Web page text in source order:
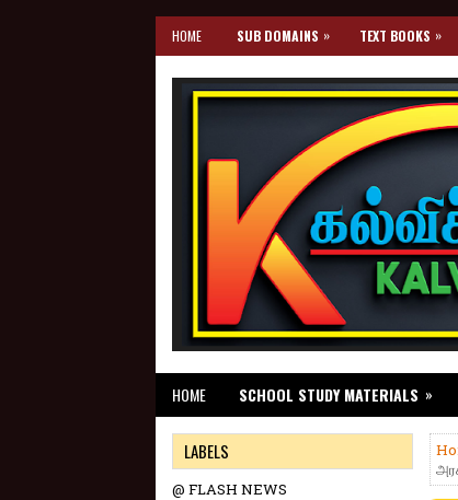
HOME SUB DOMAINS » TEXT BOOKS »
HOME SCHOOL STUDY MATERIALS »
LABELS
@ FLASH NEWS